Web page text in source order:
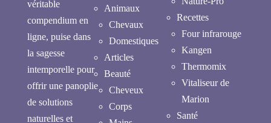
véritable
compendium en
ligne, puise dans
la sagesse
intemporelle pour
offrir une panoplie
de solutions
naturelles et
Animaux
Chevaux
Domestiques
Articles
Beauté
Cheveux
Corps
Recettes
Four infrarouge
Kangen
Thermomix
Vitaliseur de
Marion
Santé